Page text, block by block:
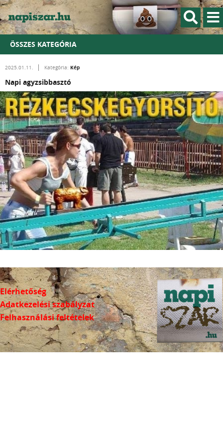
ÖSSZES KATEGÓRIA
2025.01.11. Kategória: Kép
Napi agyzsibbasztó
Elérhetőség
Adatkezelési szabályzat
Felhasználási feltételek